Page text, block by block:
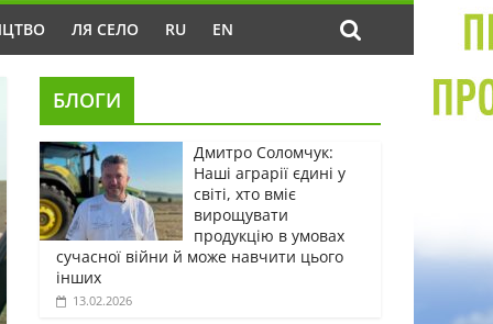
ЛЯ СЕЛО RU EN
БЛОГИ
Дмитро Соломчук:
Наші аграрії єдині у
світі, хто вміє
вирощувати
продукцію в умовах
сучасної війни й може навчити цього
інших
13.02.2026